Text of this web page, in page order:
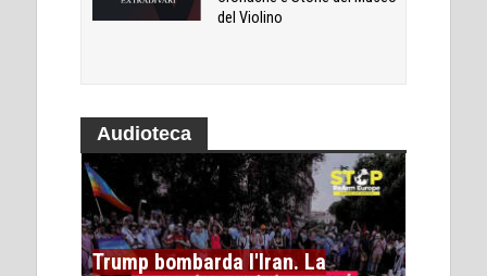
del Violino
Audioteca
Trump bombarda l'Iran. La